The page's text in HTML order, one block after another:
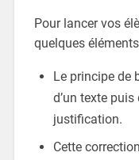
Pour lancer vos
quelques
Le principe de
d’un texte
justification.
Cette